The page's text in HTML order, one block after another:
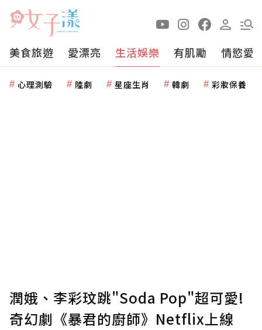
美食旅遊 愛漂亮 生活娛樂 有肌勵 情慾愛
心理測驗 陸劇 星座生肖 韓劇 彩妝保養
潤娥、李彩玟跳"Soda Pop"超可愛!
奇幻劇《暴君的廚師》Netflix上線